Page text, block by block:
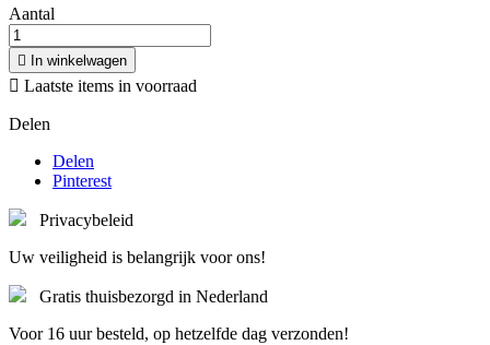
Aantal
 In winkelwagen
 Laatste items in voorraad
Delen
Delen
Pinterest
Privacybeleid
Uw veiligheid is belangrijk voor ons!
Gratis thuisbezorgd in Nederland
Voor 16 uur besteld, op hetzelfde dag verzonden!